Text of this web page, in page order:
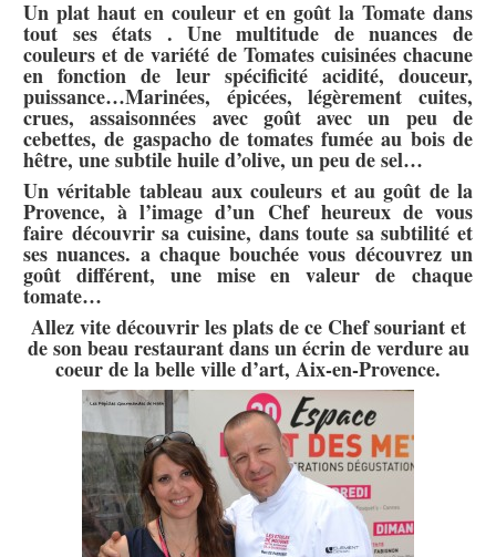
Un plat haut en couleur et en goût la Tomate dans
tout ses états . Une multitude de nuances de
couleurs et de variété de Tomates cuisinées chacune
en fonction de leur spécificité acidité, douceur,
puissance…Marinées, épicées, légèrement cuites,
crues, assaisonnées avec goût avec un peu de
cebettes, de gaspacho de tomates fumée au bois de
hêtre, une subtile huile d’olive, un peu de sel…
Un véritable tableau aux couleurs et au goût de la
Provence, à l’image d’un Chef heureux de vous
faire découvrir sa cuisine, dans toute sa subtilité et
ses nuances. a chaque bouchée vous découvrez un
goût différent, une mise en valeur de chaque
tomate…
Allez vite découvrir les plats de ce Chef souriant et
de son beau restaurant dans un écrin de verdure au
coeur de la belle ville d’art, Aix-en-Provence.